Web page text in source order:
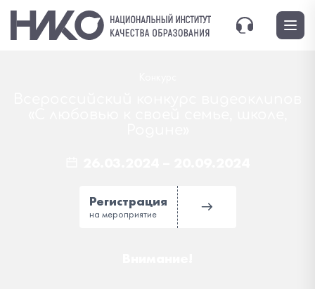
Регистрация
на мероприятие